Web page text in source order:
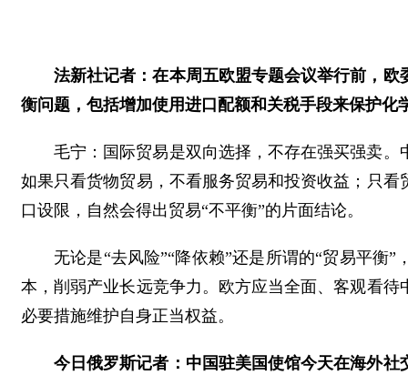
法新社记者：在本周五欧盟专题会议举行前，
衡问题，包括增加使用进口配额和关税手段来保护
毛宁：国际贸易是双向选择，不存在强买强卖
如果只看货物贸易，不看服务贸易和投资收益；只
口设限，自然会得出贸易“不平衡”的片面结论。
无论是“去风险”“降依赖”还是所谓的“贸易平衡
本，削弱产业长远竞争力。欧方应当全面、客观看
必要措施维护自身正当权益。
今日俄罗斯记者：中国驻美国使馆今天在海外